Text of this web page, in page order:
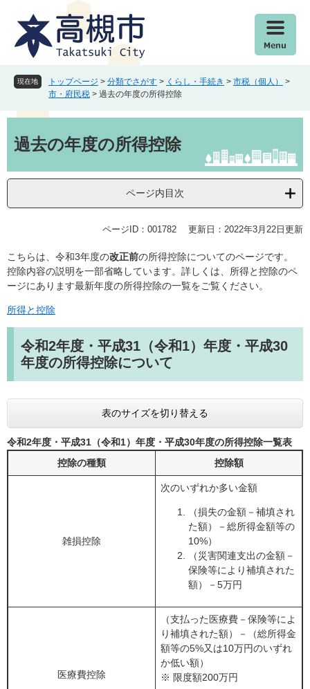
現在地 トップページ > 分類でさがす > くらし・手続き > 市税（個人）
>
市・府民税 > 過去の年度の所得控除
文過去の年度の所得控除
ページ内目次
ページID：001782 更新日：2022年3月22日更新
こちらは、令和3年度の改正前の所得控除についてのページです。
控除内容の説明を一部省略しています。詳しくは、所得と控除のペ
ージにあります最新年度の所得控除の一覧をご覧ください。
所得と控除
令和2年度・平成31（令和1）年度・平成30
年度の所得控除について
表のサイズを切り替える
令和2年度・平成31（令和1）年度・平成30年度の所得控除一覧表
控除の種類
控除額
雑損控除
次のいずれか多い金額
（損失の金額－補填され
た額）－総所得金額等の
10%）
（災害関連支出の金額－
保険等により補填された
額）－5万円
医療費控除
（支払った医療費－保険等によ
り補填された額）－（総所得金
額等の5%又は10万円のいずれ
か低い額）
※ 限度額200万円